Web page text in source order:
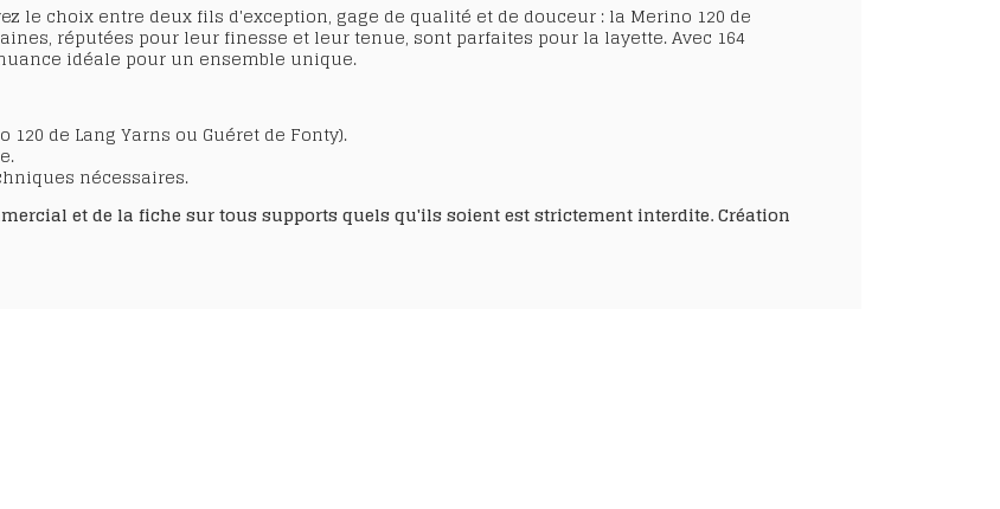
le choix entre deux fils d'exception, gage de qualité et de douceur : la Merino 120 de
réputées pour leur finesse et leur tenue, sont parfaites pour la layette. Avec 164
idéale pour un ensemble unique.
de Lang Yarns ou Guéret de Fonty).
nécessaires.
et de la fiche sur tous supports quels qu'ils soient est strictement interdite. Création